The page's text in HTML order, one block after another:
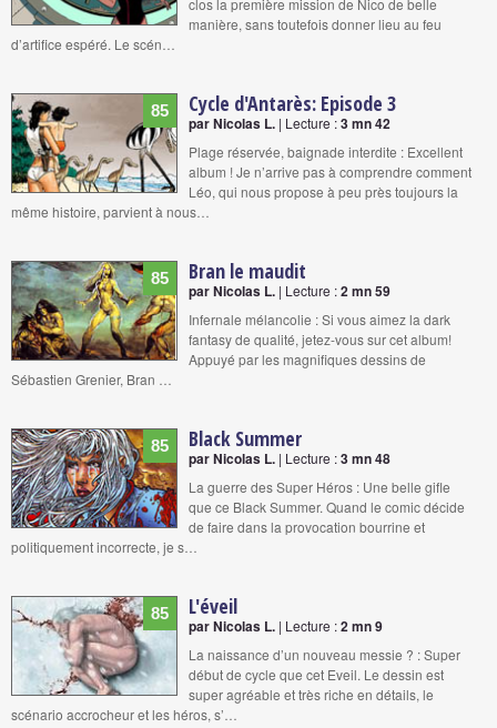
clos la première mission de Nico de belle
manière, sans toutefois donner lieu au feu
d’artifice espéré. Le scén…
85 Cycle d'Antarès: Episode 3
par Nicolas L. | Lecture :3 mn 42
Plage réservée, baignade interdite : Excellent
album ! Je n’arrive pas à comprendre comment
Léo, qui nous propose à peu près toujours la
même histoire, parvient à nous…
85 Bran le maudit
par Nicolas L. | Lecture :2 mn 59
Infernale mélancolie : Si vous aimez la dark
fantasy de qualité, jetez-vous sur cet album!
Appuyé par les magnifiques dessins de
Sébastien Grenier, Bran …
85 Black Summer
par Nicolas L. | Lecture :3 mn 48
La guerre des Super Héros : Une belle gifle
que ce Black Summer. Quand le comic décide
de faire dans la provocation bourrine et
politiquement incorrecte, je s…
85 L'éveil
par Nicolas L. | Lecture :2 mn 9
La naissance d’un nouveau messie ? : Super
début de cycle que cet Eveil. Le dessin est
super agréable et très riche en détails, le
scénario accrocheur et les héros, s’…